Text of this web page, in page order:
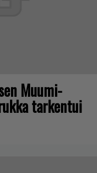
Muumi-
tarkentui